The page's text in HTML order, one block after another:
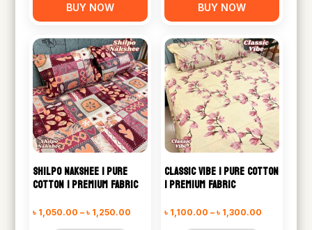
BUY NOW BUY NOW
SHILPO NAKSHEE | PURE
COTTON | PREMIUM FABRIC
৳ 1,050.00 – ৳ 1,250.00
CLASSIC VIBE | PURE COTTON
| PREMIUM FABRIC
৳ 1,100.00 – ৳ 1,300.00